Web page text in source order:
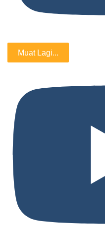
Muat Lagi...